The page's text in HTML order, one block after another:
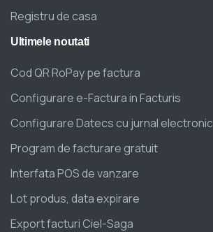
Registru de casa
Ultimele noutati
Cod QR RoPay pe factura
Configurare e-Factura in Facturis
Configurare Datecs cu jurnal electronic
Program de facturare gratuit
Interfata POS de vanzare
Lot produs, data expirare
Export facturi Ciel-Saga